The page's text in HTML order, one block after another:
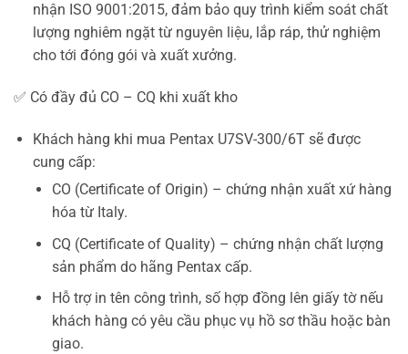
nhận ISO 9001:2015, đảm bảo quy trình kiểm soát chất
lượng nghiêm ngặt từ nguyên liệu, lắp ráp, thử nghiệm
cho tới đóng gói và xuất xưởng.
✅ Có đầy đủ CO – CQ khi xuất kho
Khách hàng khi mua Pentax U7SV-300/6T sẽ được
cung cấp:
CO (Certificate of Origin) – chứng nhận xuất xứ hàng
hóa từ Italy.
CQ (Certificate of Quality) – chứng nhận chất lượng
sản phẩm do hãng Pentax cấp.
Hỗ trợ in tên công trình, số hợp đồng lên giấy tờ nếu
khách hàng có yêu cầu phục vụ hồ sơ thầu hoặc bàn
giao.